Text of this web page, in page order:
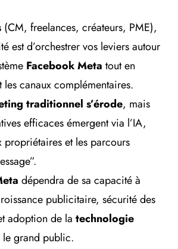
(CM, freelances, créateurs, PME),
est d’orchestrer vos leviers autour
Facebook Meta tout en
canaux complémentaires.
traditionnel s’érode, mais
efficaces émergent via l’IA,
propriétaires et les parcours
dépendra de sa capacité à
publicitaire, sécurité des
adoption de la technologie
grand public.